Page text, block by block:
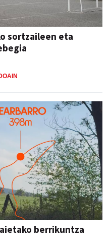
sortzaileen eta
berrikuntza